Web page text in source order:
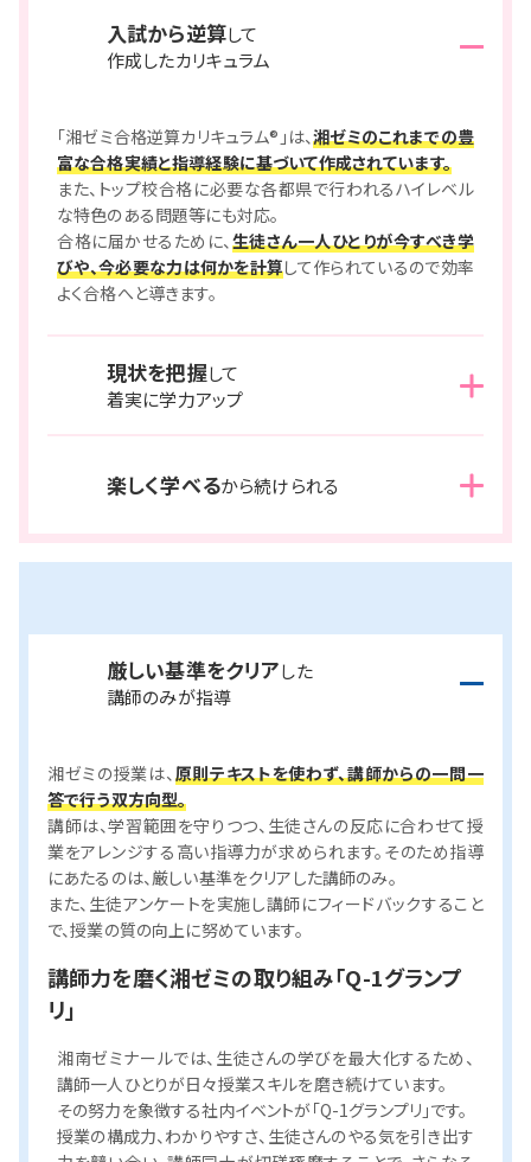
入試から逆算
作成したカリキュラム
湘ゼミのこれまでの豊
富な合格実績と指導経験に基づいて作成されています。
現状を把握して
湘ゼミでは、 通塾日ごとに、授業での理解、宿題での定着、
また、合格から逆算された塾内テストも定期的に行います。
現状の定着度を把握し、次の授業に活かすことで、着実に
学力を伸ばしていきます。
楽しく学べるから続けられる
現状を把握しながら繰り返し学習することで、
着実に合格
へ近付いていることが実感できるので、モチベーション維持
にもつながります。
お互いに高め合える仲間たちと共に、楽しく学習を継続し
ながら、合格へと向かうことができます。
厳しい基準をクリアした